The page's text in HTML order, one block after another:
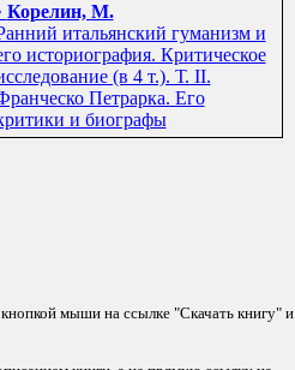
Корелин, М.
итальянский гуманизм и
историография. Критическое
(в 4 т.). Т. II.
Петрарка. Его
и биографы
мыши на ссылке "Скачать книгу" и